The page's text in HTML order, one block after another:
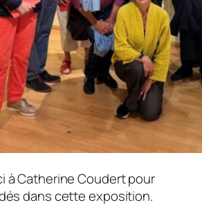
à Catherine Coudert pour
dans cette exposition.